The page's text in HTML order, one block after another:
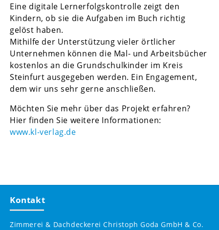
Eine digitale Lernerfolgskontrolle zeigt den
Kindern, ob sie die Aufgaben im Buch richtig
gelöst haben.
Mithilfe der Unterstützung vieler örtlicher
Unternehmen können die Mal- und Arbeitsbücher
kostenlos an die Grundschulkinder im Kreis
Steinfurt ausgegeben werden. Ein Engagement,
dem wir uns sehr gerne anschließen.
Möchten Sie mehr über das Projekt erfahren?
Hier finden Sie weitere Informationen:
www.kl-verlag.de
Kontakt
Zimmerei & Dachdeckerei Christoph Goda GmbH & Co.